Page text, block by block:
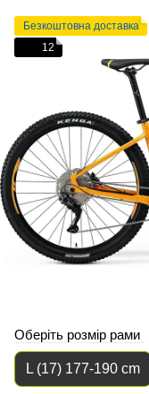
Безкоштовна доставка
12
Оберіть розмір рами
L (17) 177-190 cm